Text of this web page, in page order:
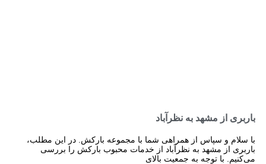
باربری از مشهد به نظرآباد
با سلام و سپاس از همراهی شما با مجموعه بارکش. در این مطلب،
باربری از مشهد به نظرآباد از خدمات محبوب بارکش را بررسی
می‌کنیم. با توجه به جمعیت بالای